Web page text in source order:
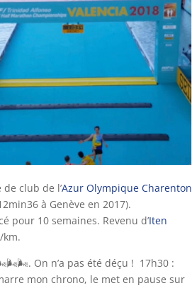
club de l’Azur Olympique Charenton
à Genève en 2017).
pour 10 semaines. Revenu d’Iten
km.
🌬🌬. On n’a pas été déçu ! 17h30 :
mon chrono, le met en pause sur